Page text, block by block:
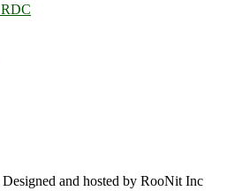
and hosted by RooNit Inc